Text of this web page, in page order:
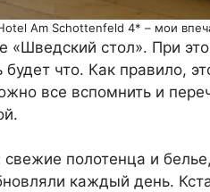
Am Schottenfeld 4* – мои
«Шведский стол». При
будет что. Как правило,
все вспомнить и
полотенца и
каждый день.